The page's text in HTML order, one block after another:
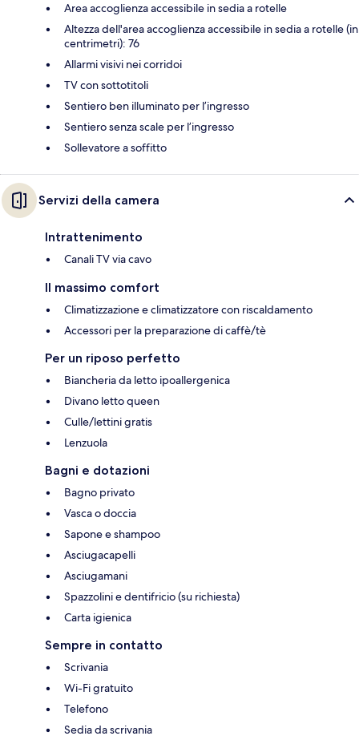
Area accoglienza accessibile in sedia a rotelle
Altezza dell'area accoglienza accessibile in sedia a rotelle (in
centrimetri): 76
Allarmi visivi nei corridoi
TV con sottotitoli
Sentiero ben illuminato per l’ingresso
Sentiero senza scale per l’ingresso
Sollevatore a soffitto
Servizi della camera
Intrattenimento
Canali TV via cavo
Il massimo comfort
Climatizzazione e climatizzatore con riscaldamento
Accessori per la preparazione di caffè/tè
Per un riposo perfetto
Biancheria da letto ipoallergenica
Divano letto queen
Culle/lettini gratis
Lenzuola
Bagni e dotazioni
Bagno privato
Vasca o doccia
Sapone e shampoo
Asciugacapelli
Asciugamani
Spazzolini e dentifricio (su richiesta)
Carta igienica
Sempre in contatto
Scrivania
Wi-Fi gratuito
Telefono
Sedia da scrivania